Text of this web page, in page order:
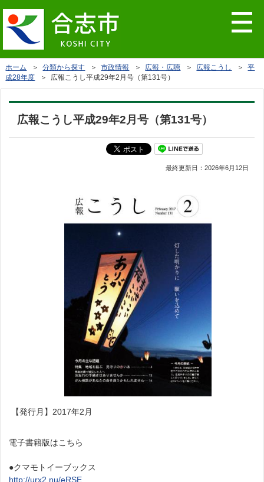
ホーム ＞分類から探す ＞市政情報 ＞ 広報・広聴 ＞ 広報こうし ＞平
成28年度 ＞ 広報こうし平成29年2月号（第131号）
広報こうし平成29年2月号（第131号）
最終更新日：2026年6月12日
【発行月】2017年2月
電子書籍版はこちら
●クマモトイーブックス
http://urx2.nu/eRSE